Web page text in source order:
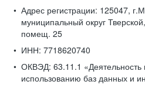
Адрес регистрации: 125047,
муниципальный округ
помещ. 25
ИНН: 7718620740
ОКВЭД: 63.11.1
использованию баз данных и